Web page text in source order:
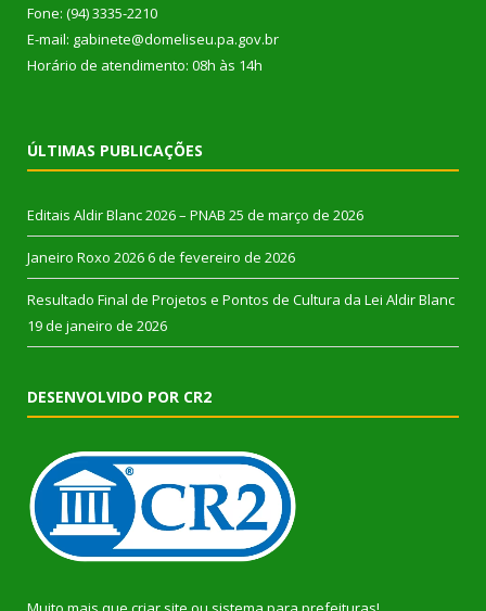
Fone: (94) 3335-2210
E-mail: gabinete@domeliseu.pa.gov.br
Horário de atendimento: 08h às 14h
ÚLTIMAS PUBLICAÇÕES
Editais Aldir Blanc 2026 – PNAB 25 de março de 2026
Janeiro Roxo 2026 6 de fevereiro de 2026
Resultado Final de Projetos e Pontos de Cultura da Lei Aldir Blanc
19 de janeiro de 2026
DESENVOLVIDO POR CR2